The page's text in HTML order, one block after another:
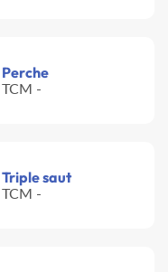
Perche
TCM -
Triple saut
TCM -